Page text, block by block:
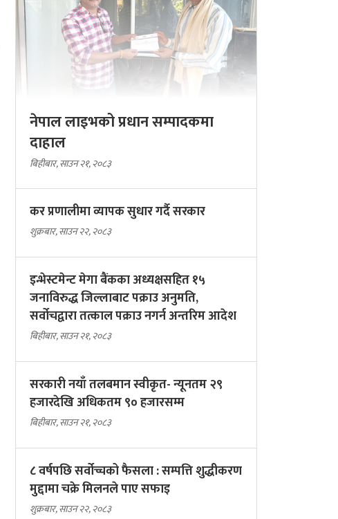
नेपाल लाइभको प्रधान सम्पादकमा
दाहाल
बिहीबार, साउन २१, २०८३
कर प्रणालीमा व्यापक सुधार गर्दै सरकार
शुक्रबार, साउन २२, २०८३
इन्भेस्टमेन्ट मेगा बैंकका अध्यक्षसहित १५
जनाविरुद्ध जिल्लाबाट पक्राउ अनुमति,
सर्वोचद्वारा तत्काल पक्राउ नगर्न अन्तरिम आदेश
बिहीबार, साउन २१, २०८३
सरकारी नयाँ तलबमान स्वीकृत- न्यूनतम २९
हजारदेखि अधिकतम ९० हजारसम्म
बिहीबार, साउन २१, २०८३
८ वर्षपछि सर्वोच्चको फैसला : सम्पत्ति शुद्धीकरण
मुद्दामा चक्रे मिलनले पाए सफाइ
शुक्रबार, साउन २२, २०८३